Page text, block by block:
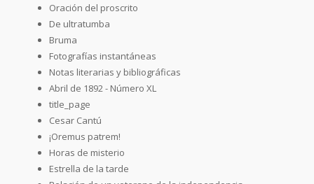
Oración del proscrito
De ultratumba
Bruma
Fotografías instantáneas
Notas literarias y bibliográficas
Abril de 1892 - Número XL
title_page
Cesar Cantú
¡Oremus patrem!
Horas de misterio
Estrella de la tarde